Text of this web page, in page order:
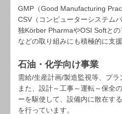
GMP（Good Manufacturing
CSV（コンピューターシステム
独Körber PharmaやOSI Softと
などの取り組みにも積極的に支
石油・化学向け事業
需給/生産計画/製造監視等、プ
また、設計～工事～運転～保全
ーを駆使して、設備内に散在す
を行っています。